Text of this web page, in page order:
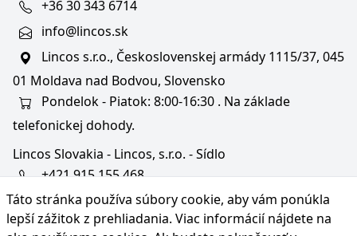
Táto stránka používa súbory cookie, aby vám ponúkla
lepší zážitok z prehliadania. Viac informácií nájdete na
+36 30 343 6714
info@lincos.sk
Lincos s.r.o., Československej armády 1115/37, 045
01 Moldava nad Bodvou, Slovensko
Pondelok - Piatok: 8:00-16:30 . Na základe
telefonickej dohody.
Lincos Slovakia - Lincos, s.r.o. - Sídlo
+421 915 155 468
+36/30 343 6714
bratislava@lincos.sk